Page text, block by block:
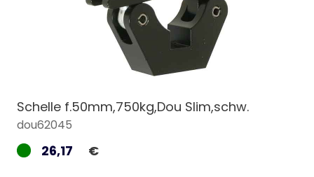
Schelle f.50mm,750kg,Dou Slim,schw.
dou62045
26,17 €